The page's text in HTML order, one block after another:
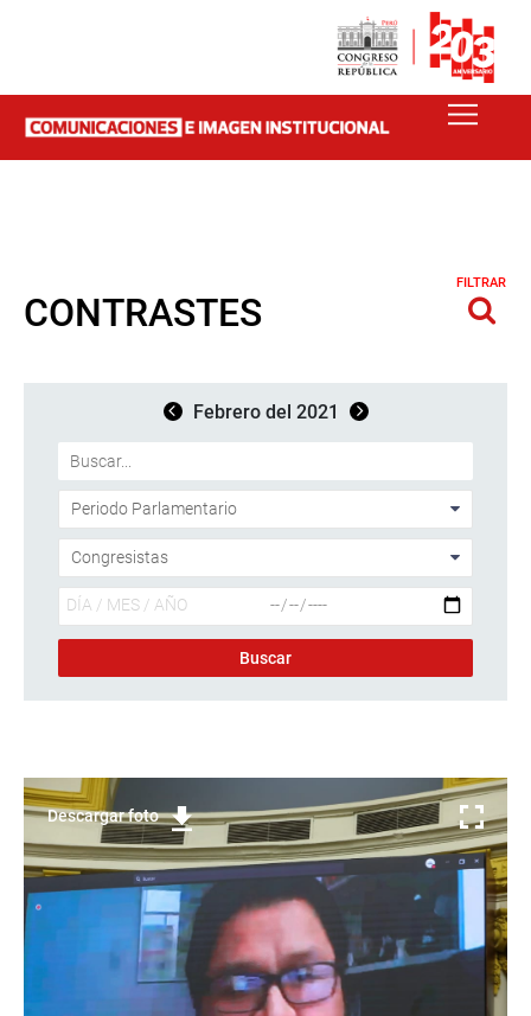
CONTRASTES
FILTRAR
Febrero del 2021
Descargar foto